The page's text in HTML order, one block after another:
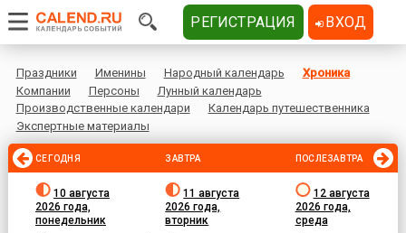
Праздники Именины Народный календарь
Хроника
Компании
Персоны
Лунный календарь
Производственные календари
Календарь путешественника
Экспертные материалы
СЕГОДНЯ
10 августа
2026 года,
понедельник
ЗАВТРА
11 августа
2026 года,
вторник
ПОСЛЕЗАВТРА
12 августа
2026 года,
среда
РЕГИСТРАЦИЯ ВХОД